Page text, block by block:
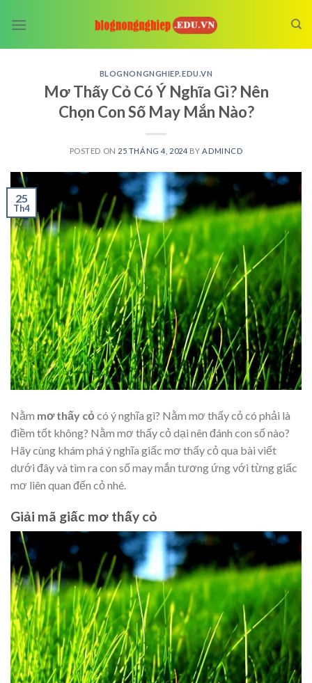
BLOGNONGNGHIEP.EDU.VN
Mơ Thấy Cỏ Có Ý Nghĩa Gì? Nên
Chọn Con Số May Mắn Nào?
POSTED ON 25 THÁNG 4, 2024 BY ADMINCD
25
Th4
Nằm mơ thấy cỏ có ý nghĩa gì? Nằm mơ thấy cỏ có phải là
điềm tốt không? Nằm mơ thấy cỏ dại nên đánh con số nào?
Hãy cùng khám phá ý nghĩa giấc mơ thấy cỏ qua bài viết
dưới đây và tìm ra con số may mắn tương ứng với từng giấc
mơ liên quan đến cỏ nhé.
Giải mã giấc mơ thấy cỏ